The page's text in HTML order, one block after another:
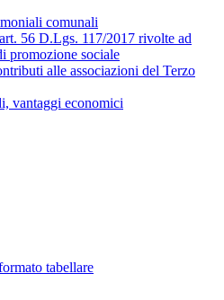
comunali
56 D.Lgs. 117/2017 rivolte ad
promozione sociale
alle associazioni del Terzo
vantaggi economici
tabellare